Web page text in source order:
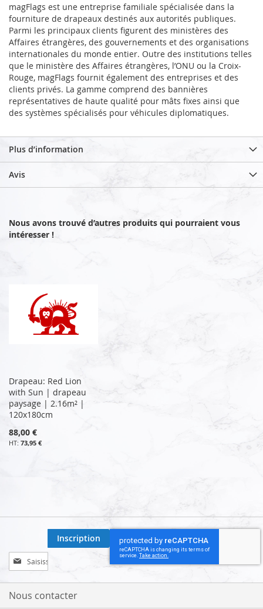
magFlags est une entreprise familiale spécialisée dans la
fourniture de drapeaux destinés aux autorités publiques.
Parmi les principaux clients figurent des ministères des
Affaires étrangères, des gouvernements et des organisations
internationales du monde entier. Outre des institutions telles
que le ministère des Affaires étrangères, l’ONU ou la Croix-
Rouge, magFlags fournit également des entreprises et des
clients privés. La gamme comprend des bannières
représentatives de haute qualité pour mâts fixes ainsi que
des systèmes spécialisés pour véhicules diplomatiques.
Plus d’information
Avis
Nous avons trouvé d’autres produits qui pourraient vous
intéresser !
Drapeau: Red Lion
with Sun | drapeau
paysage | 2.16m² |
120x180cm
88,00 €
73,95 €
Inscription
à
notre
lettre
Inscription
Nous contacter